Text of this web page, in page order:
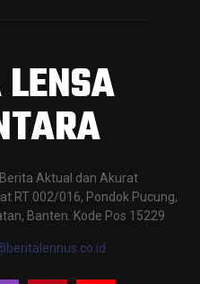
Aktual dan Akurat
RT 002/016, Pondok Pucung,
Banten. Kode Pos 15229